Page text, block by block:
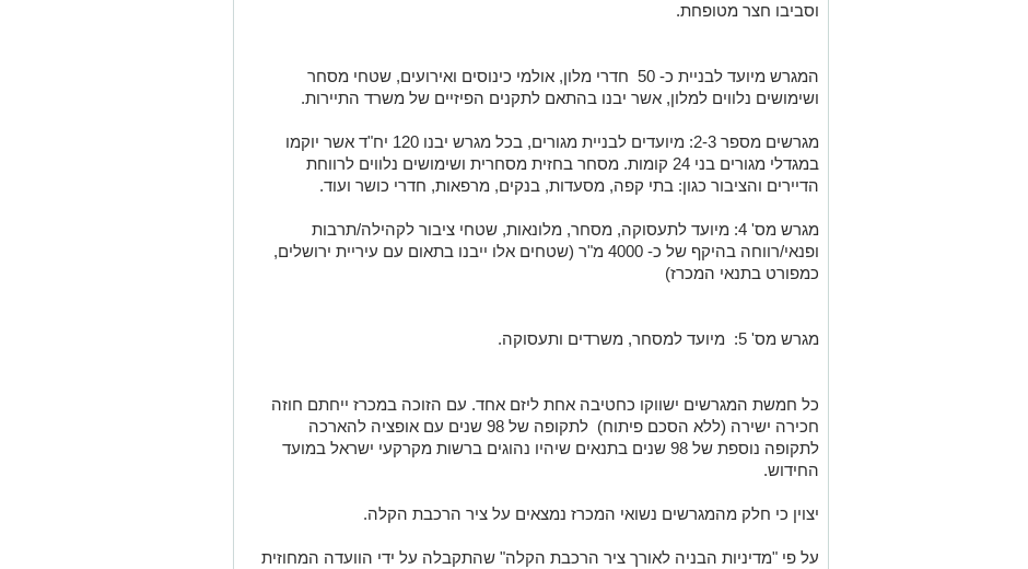
וסביבו חצר מטופחת.
המגרש מיועד לבניית כ- 50 חדרי מלון, אולמי כינוסים ואירועים, שטחי מסחר
ושימושים נלווים למלון, אשר יבנו בהתאם לתקנים הפיזיים של משרד התיירות.
מגרשים מספר 2-3: מיועדים לבניית מגורים, בכל מגרש יבנו 120 יח"ד אשר יוקמו
במגדלי מגורים בני 24 קומות. מסחר בחזית מסחרית ושימושים נלווים לרווחת
הדיירים והציבור כגון: בתי קפה, מסעדות, בנקים, מרפאות, חדרי כושר ועוד.
מגרש מס' 4: מיועד לתעסוקה, מסחר, מלונאות, שטחי ציבור לקהילה/תרבות
ופנאי/רווחה בהיקף של כ- 4000 מ"ר (שטחים אלו ייבנו בתאום עם עיריית ירושלים,
כמפורט בתנאי המכרז)
מגרש מס' 5: מיועד למסחר, משרדים ותעסוקה.
כל חמשת המגרשים ישווקו כחטיבה אחת ליזם אחד. עם הזוכה במכרז ייחתם חוזה
חכירה ישירה (ללא הסכם פיתוח) לתקופה של 98 שנים עם אופציה להארכה
לתקופה נוספת של 98 שנים בתנאים שיהיו נהוגים ברשות מקרקעי ישראל במועד
החידוש.
יצוין כי חלק מהמגרשים נשואי המכרז נמצאים על ציר הרכבת הקלה.
על פי "מדיניות הבניה לאורך ציר הרכבת הקלה" שהתקבלה על ידי הוועדה המחוזית